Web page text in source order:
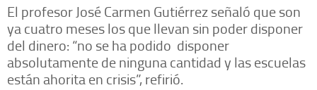
El profesor José Carmen Gutiérrez señaló que son
ya cuatro meses los que llevan sin poder disponer
del dinero: “no se ha podido disponer
absolutamente de ninguna cantidad y las escuelas
están ahorita en crisis”, refirió.